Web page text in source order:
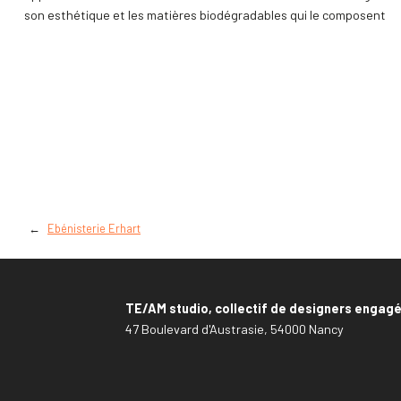
son esthétique et les matières biodégradables qui le composent
← Ebénisterie Erhart
TE/AM studio, collectif de designers
47 Boulevard d'Austrasie, 54000 Nancy